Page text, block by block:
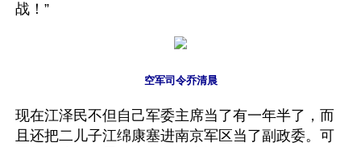
战！”
空军司令乔清晨
现在江泽民不但自己军委主席当了有一年半了，而
且还把二儿子江绵康塞进南京军区当了副政委。可